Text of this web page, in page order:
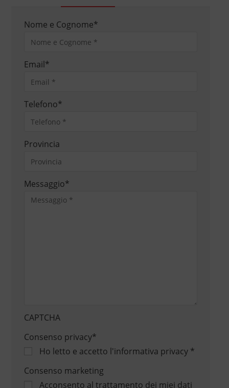
Nome e Cognome*
Email*
Telefono*
Provincia
Messaggio*
CAPTCHA
Consenso privacy*
Ho letto e accetto l'informativa privacy*
Consenso marketing
Acconsento al trattamento dei miei dati